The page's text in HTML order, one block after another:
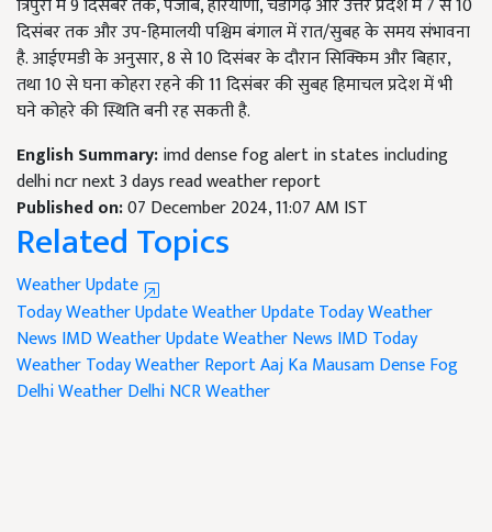
त्रिपुरा में 9 दिसंबर तक, पंजाब, हरियाणा, चंडीगढ़ और उत्तर प्रदेश में 7 से 10
दिसंबर तक और उप-हिमालयी पश्चिम बंगाल में रात/सुबह के समय संभावना
है. आईएमडी के अनुसार, 8 से 10 दिसंबर के दौरान सिक्किम और बिहार,
तथा 10 से घना कोहरा रहने की 11 दिसंबर की सुबह हिमाचल प्रदेश में भी
घने कोहरे की स्थिति बनी रह सकती है.
English Summary:imd dense fog alert in states including
delhi ncr next 3 days read weather report
Published on:07 December 2024, 11:07 AM IST
Related Topics
Weather Update
Today Weather UpdateWeather UpdateToday Weather
News IMD Weather UpdateWeather News IMD Today
WeatherToday Weather ReportAaj Ka MausamDense Fog
Delhi WeatherDelhi NCR Weather